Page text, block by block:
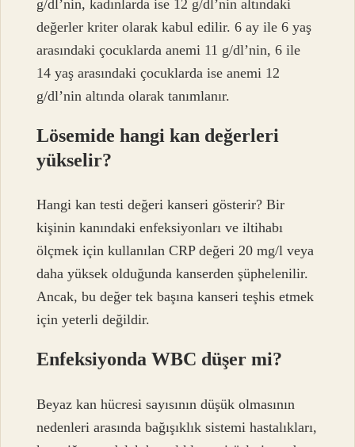
g/dl’nin, kadınlarda ise 12 g/dl’nin altındaki
değerler kriter olarak kabul edilir. 6 ay ile 6 yaş
arasındaki çocuklarda anemi 11 g/dl’nin, 6 ile
14 yaş arasındaki çocuklarda ise anemi 12
g/dl’nin altında olarak tanımlanır.
Lösemide hangi kan değerleri
yükselir?
Hangi kan testi değeri kanseri gösterir? Bir
kişinin kanındaki enfeksiyonları ve iltihabı
ölçmek için kullanılan CRP değeri 20 mg/l veya
daha yüksek olduğunda kanserden şüphelenilir.
Ancak, bu değer tek başına kanseri teşhis etmek
için yeterli değildir.
Enfeksiyonda WBC düşer mi?
Beyaz kan hücresi sayısının düşük olmasının
nedenleri arasında bağışıklık sistemi hastalıkları,